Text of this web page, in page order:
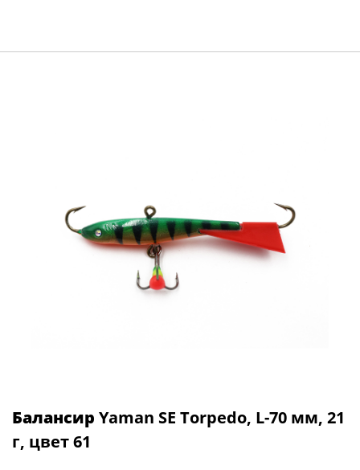
Балансир Yaman SE Torpedo, L-70 мм, 21
г, цвет 61